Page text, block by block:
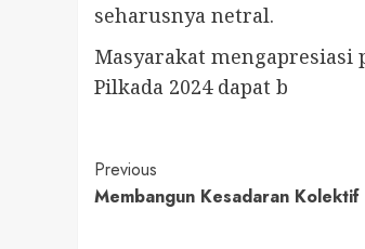
seharusnya netral.
Masyarakat
Pilkada 2024 dapat b
Continue
Reading
Previous
Membangun Kesadaran